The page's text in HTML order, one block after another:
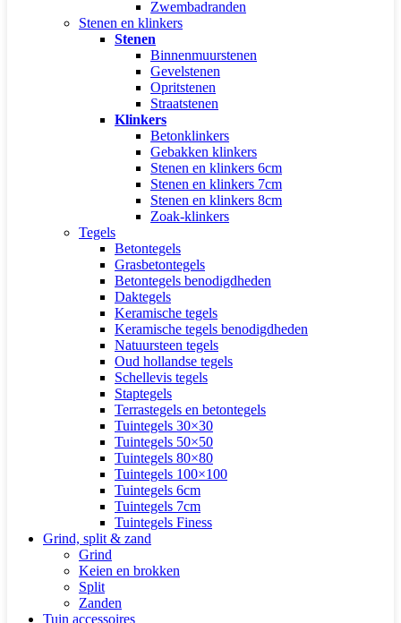
Zwembadranden
Stenen en klinkers
Stenen
Binnenmuurstenen
Gevelstenen
Opritstenen
Straatstenen
Klinkers
Betonklinkers
Gebakken klinkers
Stenen en klinkers 6cm
Stenen en klinkers 7cm
Stenen en klinkers 8cm
Zoak-klinkers
Tegels
Betontegels
Grasbetontegels
Betontegels benodigdheden
Daktegels
Keramische tegels
Keramische tegels benodigdheden
Natuursteen tegels
Oud hollandse tegels
Schellevis tegels
Staptegels
Terrastegels en betontegels
Tuintegels 30×30
Tuintegels 50×50
Tuintegels 80×80
Tuintegels 100×100
Tuintegels 6cm
Tuintegels 7cm
Tuintegels Finess
Grind, split & zand
Grind
Keien en brokken
Split
Zanden
Tuin accessoires